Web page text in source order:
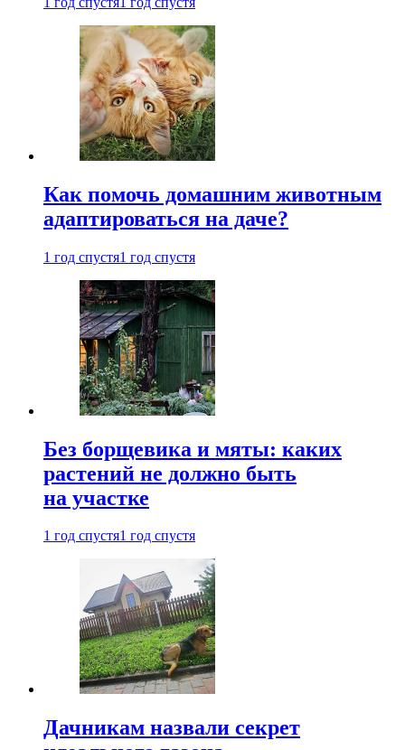
Как помочь домашним животным
адаптироваться на даче?
1 год спустя1 год спустя
Без борщевика и мяты: каких
растений не должно быть
на участке
1 год спустя1 год спустя
Дачникам назвали секрет